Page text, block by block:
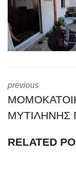
previous
ΜΥΤΙΛΗΝΗΣ
RELATED